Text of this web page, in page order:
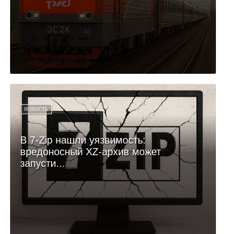
НОВОСТЬ
В 7-Zip нашли уязвимость:
вредоносный XZ-архив может
запусти...